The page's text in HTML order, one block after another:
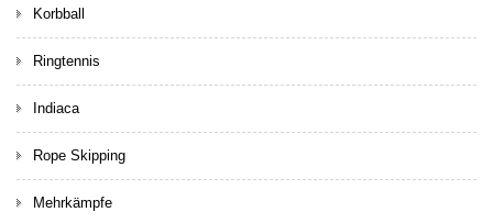
Korbball
Ringtennis
Indiaca
Rope Skipping
Mehrkämpfe